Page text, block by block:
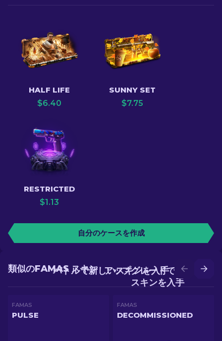
HALF LIFE
$6.40
SUNNY SET
$7.75
RESTRICTED
$1.13
自分のケースを作成
アップグレードでより良い
スキンを入手
バトルで新しいスキンを入手
類似のFAMAS スキン
FAMAS
PULSE
FAMAS
DECOMMISSIONED